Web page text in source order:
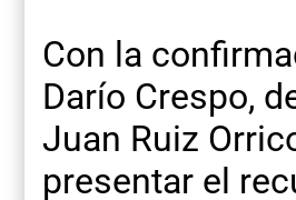
Con la
Darío Crespo,
Juan Ruiz
presentar el